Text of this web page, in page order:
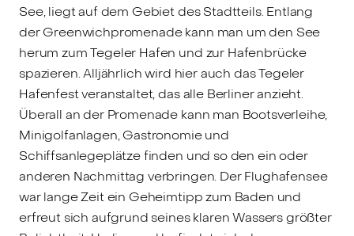
See, liegt auf dem Gebiet des Stadtteils. Entlang
der Greenwichpromenade kann man um den See
herum zum Tegeler Hafen und zur Hafenbrücke
spazieren. Alljährlich wird hier auch das Tegeler
Hafenfest veranstaltet, das alle Berliner anzieht.
Überall an der Promenade kann man Bootsverleihe,
Minigolfanlagen, Gastronomie und
Schiffsanlegeplätze finden und so den ein oder
anderen Nachmittag verbringen. Der Flughafensee
war lange Zeit ein Geheimtipp zum Baden und
erfreut sich aufgrund seines klaren Wassers größter